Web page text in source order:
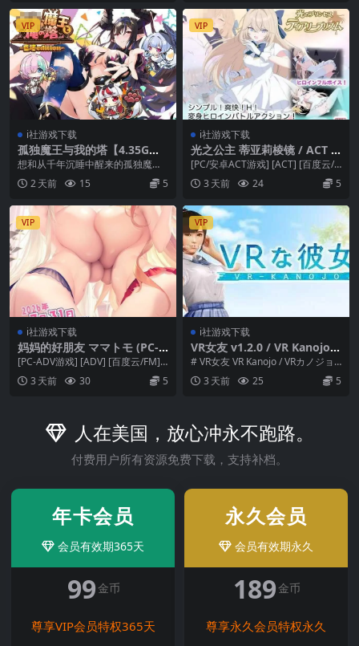
VIP
i社游戏下载
孤独魔王与我的塔【4.35G】/
SLG游戏/ぼっちな魔王と俺の
塔 (PC-SLG) [AI汉化]
想和从千年沉睡中醒来的孤独魔王
一起，收集资源、建造魔塔，一路
冲向天上吗？那孤独魔...
2 天前 15 5
VIP
i社游戏下载
光之公主 蒂亚莉棱镜 / ACT /
百度云+FM / AI汉化+动态 / P
C+安卓 / 1.89G 【PC/安卓AC
T游戏】
[PC/安卓ACT游戏] [ACT] [百度云/F
M] 光之公主 蒂亚莉棱镜 光...
3 天前 24 5
VIP
i社游戏下载
妈妈的好朋友 ママトモ (PC-A
DV游戏) [ADV] [百度云/FM]
pc【4.38G】
[PC-ADV游戏] [ADV] [百度云/FM]
妈妈友 ママトモ AI汉化+...
3 天前 30 5
VIP
i社游戏下载
VR女友 v1.2.0 / VR Kanojo /
VRカノジョ 官中+动态 pc+更
新【5.50G】[3D] [百度云/F
M]
# VR女友 VR Kanojo / VRカノジョ v
1.2.0 官中动态版+V...
3 天前 25 5
人在美国，放心冲永不跑路。
付费用户所有资源免费下载，支持补档。
年卡会员
会员有效期365天
99金币
尊享VIP会员特权365天
永久会员
会员有效期永久
189金币
尊享永久会员特权永久